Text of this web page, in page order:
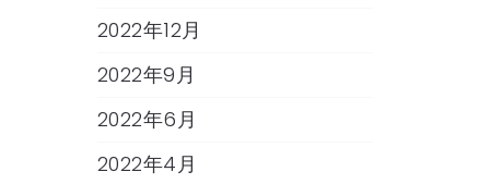
2022年12月
2022年9月
2022年6月
2022年4月